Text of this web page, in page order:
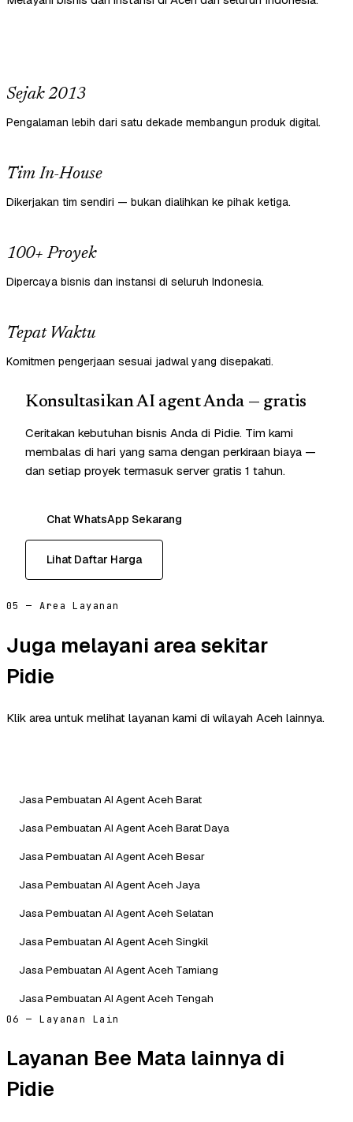
Sejak 2013
Pengalaman lebih dari satu dekade membangun produk digital.
Tim In-House
Dikerjakan tim sendiri — bukan dialihkan ke pihak ketiga.
100+ Proyek
Dipercaya bisnis dan instansi di seluruh Indonesia.
Tepat Waktu
Komitmen pengerjaan sesuai jadwal yang disepakati.
Konsultasikan AI agent Anda — gratis
Ceritakan kebutuhan bisnis Anda di Pidie. Tim kami
membalas di hari yang sama dengan perkiraan biaya —
dan setiap proyek termasuk server gratis 1 tahun.
Chat WhatsApp Sekarang
Lihat Daftar Harga
05 — Area Layanan
Juga melayani area sekitar
Pidie
Klik area untuk melihat layanan kami di wilayah Aceh lainnya.
Jasa Pembuatan AI Agent Aceh Barat
Jasa Pembuatan AI Agent Aceh Barat Daya
Jasa Pembuatan AI Agent Aceh Besar
Jasa Pembuatan AI Agent Aceh Jaya
Jasa Pembuatan AI Agent Aceh Selatan
Jasa Pembuatan AI Agent Aceh Singkil
Jasa Pembuatan AI Agent Aceh Tamiang
Jasa Pembuatan AI Agent Aceh Tengah
06 — Layanan Lain
Layanan Bee Mata lainnya di
Pidie